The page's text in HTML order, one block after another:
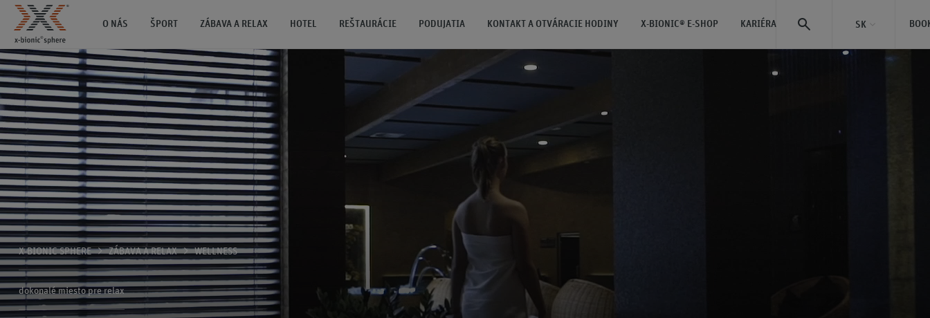
O NÁS ŠPORT ZÁBAVA A RELAX HOTEL REŠTAURÁCIE PODUJATIA KONTAKT A OTVÁRACIE HODINY X-BIONIC® E-SHOP KARIÉRA SK
X-BIONIC SPHERE ZÁBAVA A RELAX WELLNESS
dokonalé miesto pre relax